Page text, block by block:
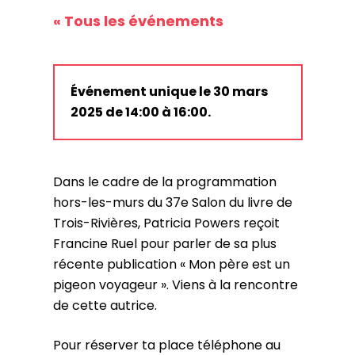
« Tous les événements
Événement unique le 30 mars
2025 de 14:00 à 16:00.
Dans le cadre de la programmation
hors-les-murs du 37e Salon du livre de
Trois-Rivières, Patricia Powers reçoit
Francine Ruel pour parler de sa plus
récente publication « Mon père est un
pigeon voyageur ». Viens à la rencontre
de cette autrice.
Pour réserver ta place téléphone au